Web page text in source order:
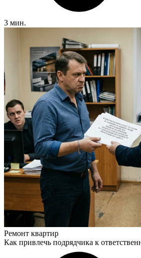
3 мин.
Ремонт квартир
Как привлечь подрядчика к